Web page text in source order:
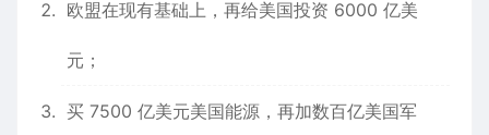
欧盟在现有基础上，再给美国投资 6000 亿美
元；
买 7500 亿美元美国能源，再加数百亿美国军